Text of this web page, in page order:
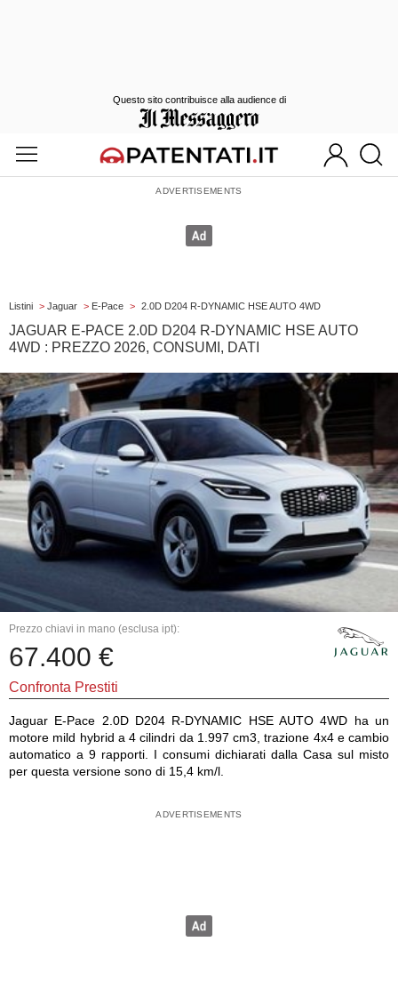
Listini > Jaguar > E-Pace > 2.0D D204 R-DYNAMIC HSE AUTO 4WD
JAGUAR E-PACE 2.0D D204 R-DYNAMIC HSE AUTO
4WD : PREZZO 2026, CONSUMI, DATI
Prezzo chiavi in mano (esclusa ipt):
67.400 €
Confronta Prestiti
Jaguar E-Pace 2.0D D204 R-DYNAMIC HSE AUTO 4WD ha un
motore mild hybrid a 4 cilindri da 1.997 cm3, trazione 4x4 e cambio
automatico a 9 rapporti. I consumi dichiarati dalla Casa sul misto
per questa versione sono di 15,4 km/l.
Questo sito contribuisce alla audience di